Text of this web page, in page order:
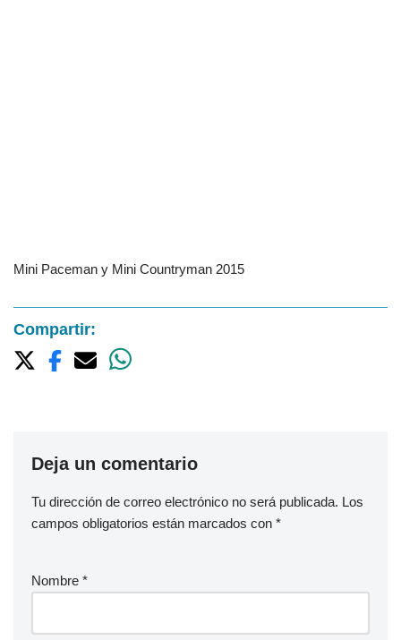
Mini Paceman y Mini Countryman 2015
Compartir:
Deja un comentario
Tu dirección de correo electrónico no será publicada. Los
campos obligatorios están marcados con *
Nombre *